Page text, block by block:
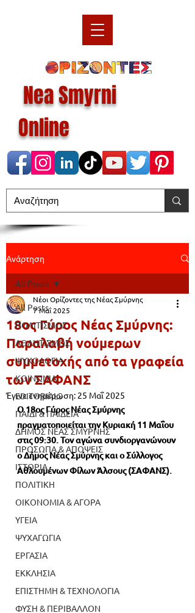
Nea Smyrni
Online
Ανάρτηση
All Posts
ΠΟΛΙΤΙΣΜΟΣ
ΑΘΛΗΤΙΣΜΟΣ
ΨΥΧΟΛΟΓΙΑ
ΚΟΙΝΩΝΙΑ
EDITORIALS
ΠΑΙΔΙ & ΠΑΙΔΕΙΑ
ΔΗΜΟΣ ΝΕΑΣ ΣΜΥΡΝΗΣ
ΠΡΟΣΩΠΑ & ΑΠΟΨΕΙΣ
ΙΣΤΟΡΙΑ
ΠΟΛΙΤΙΚΗ
ΟΙΚΟΝΟΜΙΑ & ΑΓΟΡΑ
ΥΓΕΙΑ
ΨΥΧΑΓΩΓΙΑ
ΕΡΓΑΣΙΑ
ΕΚΚΛΗΣΙΑ
ΕΠΙΣΤΗΜΗ & ΤΕΧΝΟΛΟΓΙΑ
ΦΥΣΗ & ΠΕΡΙΒΑΛΛΟΝ
All Posts
18ος Γύρος Νέας Σμύρνης:
Παραλαβή νούμερων
συμμετοχής από τα γραφεία
των ΣΑΦΑΝΣ
Νέοι Ορίζοντες της Νέας Σμύρνης
7 Μαΐ 2025
Έγινε ενημέρωση: 25 Μαΐ 2025
Ο 18ος Γύρος Νέας Σμύρνης
πραγματοποιείται την Κυριακή 11 Μαΐου
στις 09:30. Τον αγώνα συνδιοργανώνουν
ο Δήμος Νέας Σμύρνης και ο Σύλλογος
Αθλουμένων Φίλων Άλσους (ΣΑΦΑΝΣ).